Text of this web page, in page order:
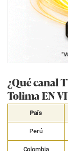
¿Qué canal
Tolima EN
País
Perú
Colombia